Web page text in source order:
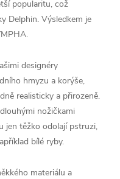
popularitu, což
Delphin. Výsledkem je
designéry
hmyzu a korýše,
realisticky a přirozeně.
nožičkami
jen těžko odolají pstruzi,
bílé ryby.
materiálu a